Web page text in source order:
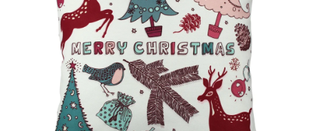
PREDSIENE
PRACOVŇA / KANCELÁRIA
DETSKÉ A ŠTUDENTSKÉ